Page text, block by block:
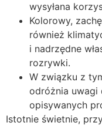
wysyłana
Kolorowy,
również
i nadrzędne
rozrywki.
W związku z
odróżnia uwagi
opisywanych
Istotnie świetnie,